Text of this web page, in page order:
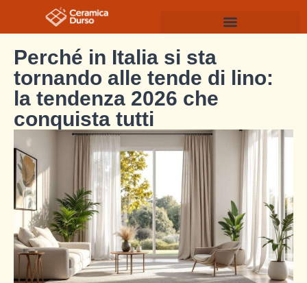
Perché in Italia si sta
tornando alle tende di lino:
la tendenza 2026 che
conquista tutti